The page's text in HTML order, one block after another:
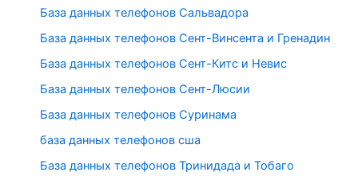
База данных телефонов Сальвадора
База данных телефонов Сент-Винсента и Гренадин
База данных телефонов Сент-Китс и Невис
База данных телефонов Сент-Люсии
База данных телефонов Суринама
база данных телефонов сша
База данных телефонов Тринидада и Тобаго